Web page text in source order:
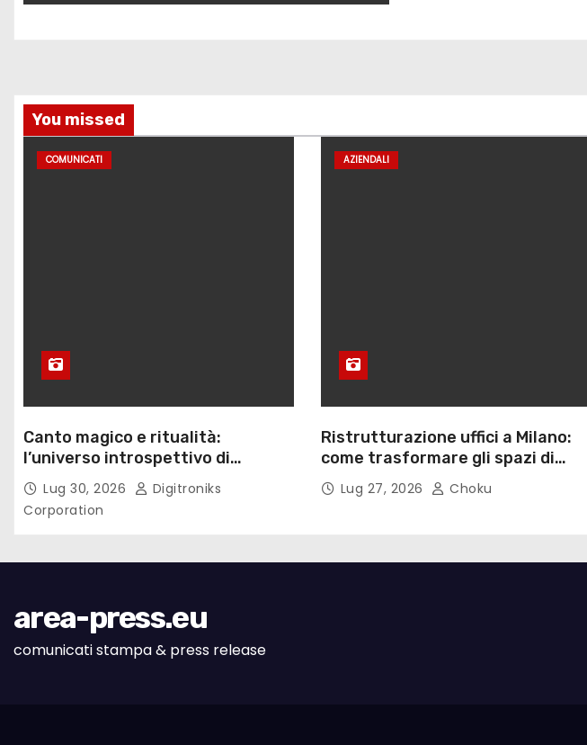
You missed
COMUNICATI
Canto magico e ritualità:
l’universo introspettivo di
Lilinanna
Lug 30, 2026
Digitroniks
Corporation
AZIENDALI
Ristrutturazione uffici a Milano:
come trasformare gli spazi di
lavoro
Lug 27, 2026 Choku
area-press.eu
comunicati stampa & press release